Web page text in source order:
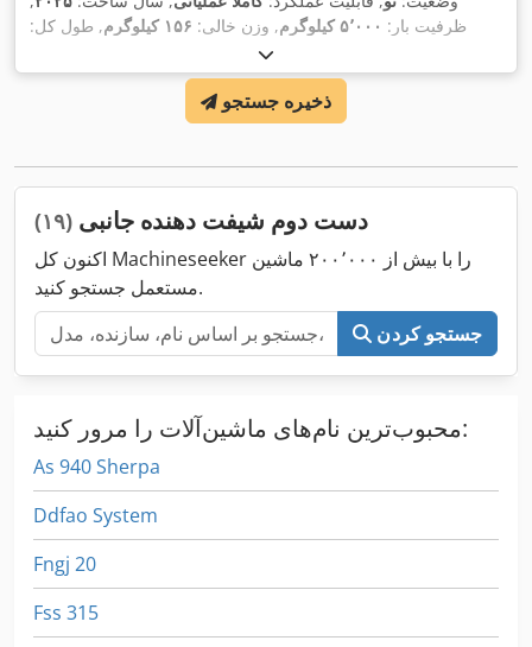
ظرفیت بار: ۵٬۰۰۰ کیلوگرم , وزن خالی: ۱۵۶ کیلوگرم
, طول کل:
ذخیره جستجو
دست دوم شیفت دهنده جانبی (۱۹)
اکنون کل Machineseeker را با بیش از ۲۰۰٬۰۰۰ ماشین
مستعمل جستجو کنید.
جستجو کردن
محبوب‌ترین نام‌های ماشین‌آلات را مرور کنید:
As 940 Sherpa
Ddfao System
Fngj 20
Fss 315